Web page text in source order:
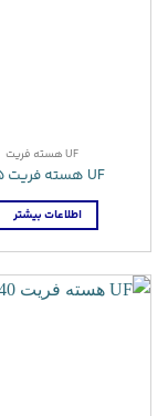
UF هسته فریت
UF هسته فریت 10.5
اطلاعات بیشتر